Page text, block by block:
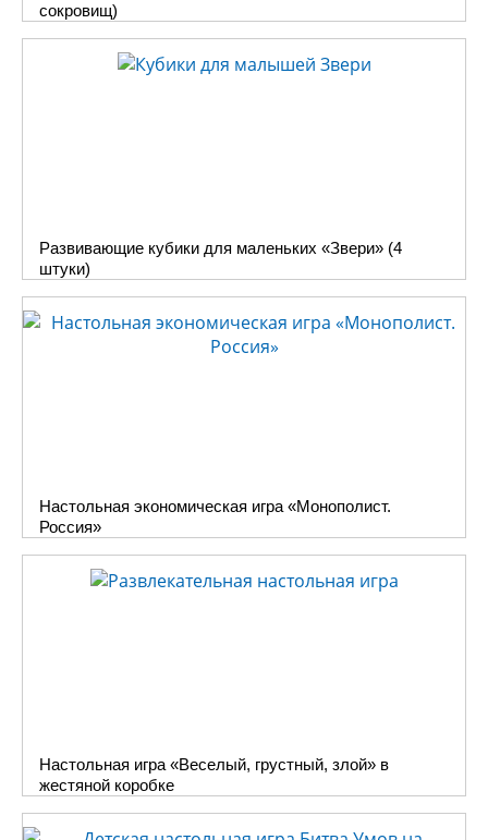
сокровищ)
Развивающие кубики для маленьких «Звери» (4
штуки)
Настольная экономическая игра «Монополист.
Россия»
Настольная игра «Веселый, грустный, злой» в
жестяной коробке